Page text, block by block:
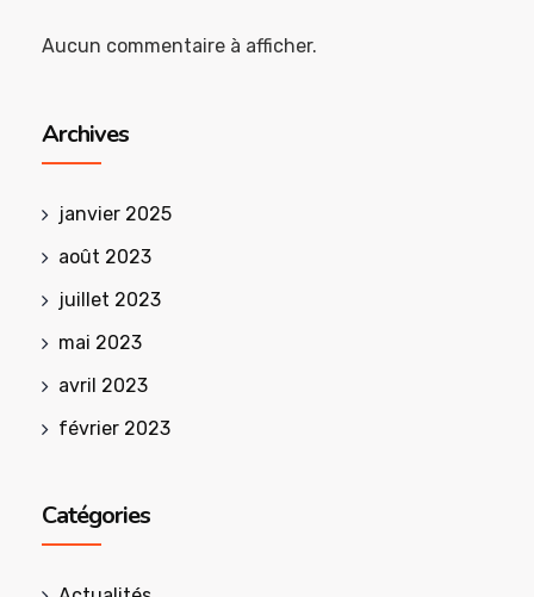
Aucun commentaire à afficher.
Archives
janvier 2025
août 2023
juillet 2023
mai 2023
avril 2023
février 2023
Catégories